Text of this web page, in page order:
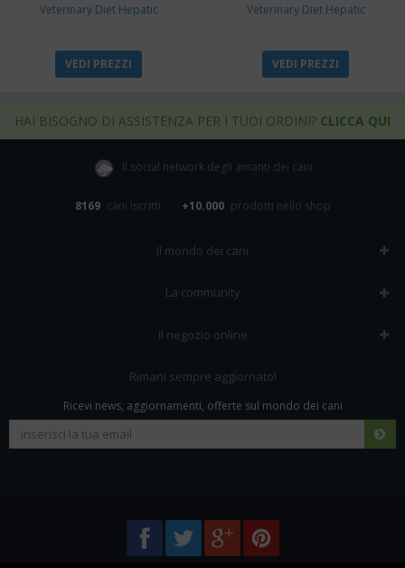
Veterinary Diet Hepatic
VEDI PREZZI
Veterinary Diet Hepatic
VEDI PREZZI
HAI BISOGNO DI ASSISTENZA PER I TUOI ORDINI? CLICCA QUI
Il social network degli amanti dei cani
8169 cani iscritti +10.000 prodotti nello shop
Il mondo dei cani
Tutte le razze
La community
Home
Tutti i cani iscritti
Il negozio online
Negozio per cani
Spedizioni e resi
Rimani sempre aggiornato!
Ricevi news, aggiornamenti, offerte sul mondo dei cani